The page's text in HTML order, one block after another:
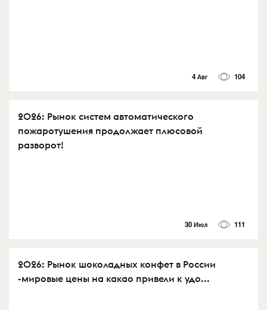
4 Авг 104
2026: Рынок систем автоматического
пожаротушения продолжает плюсовой
разворот!
30 Июл 111
2026: Рынок шоколадных конфет в России
-мировые цены на какао привели к удо...